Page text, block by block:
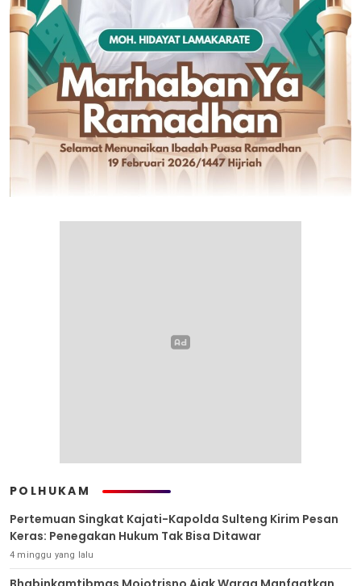
POLHUKAM
Pertemuan Singkat Kajati-Kapolda Sulteng Kirim Pesan
Keras: Penegakan Hukum Tak Bisa Ditawar
4 minggu yang lalu